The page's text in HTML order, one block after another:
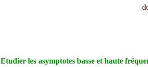
Etudier les asymptotes basse et haute